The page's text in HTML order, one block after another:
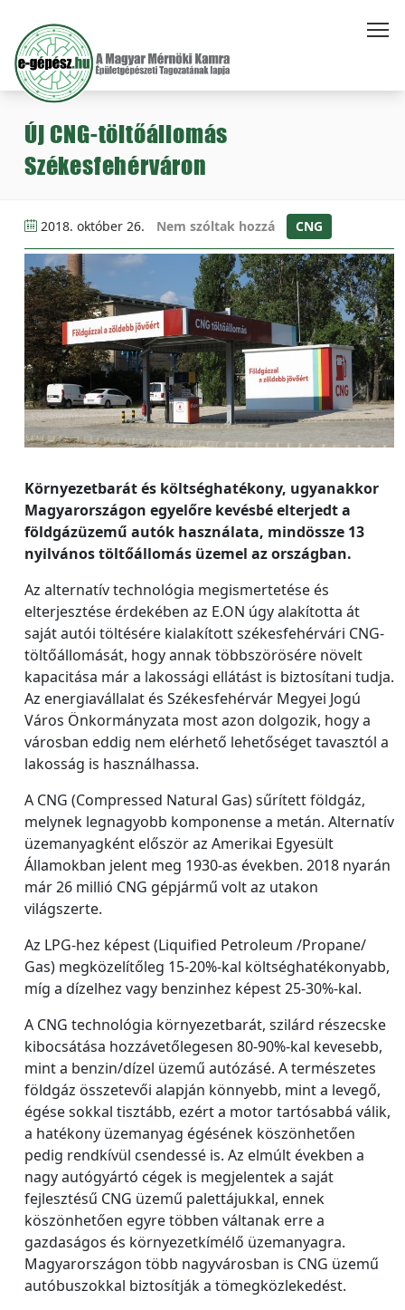
Új CNG-töltőállomás
Székesfehérváron
2018. október 26. Nem szóltak hozzá CNG
Környezetbarát és költséghatékony, ugyanakkor
Magyarországon egyelőre kevésbé elterjedt a
földgázüzemű autók használata, mindössze 13
nyilvános töltőállomás üzemel az országban.
Az alternatív technológia megismertetése és
elterjesztése érdekében az E.ON úgy alakította át
saját autói töltésére kialakított székesfehérvári CNG-
töltőállomását, hogy annak többszörösére növelt
kapacitása már a lakossági ellátást is biztosítani tudja.
Az energiavállalat és Székesfehérvár Megyei Jogú
Város Önkormányzata most azon dolgozik, hogy a
városban eddig nem elérhető lehetőséget tavasztól a
lakosság is használhassa.
A CNG (Compressed Natural Gas) sűrített földgáz,
melynek legnagyobb komponense a metán. Alternatív
üzemanyagként először az Amerikai Egyesült
Államokban jelent meg 1930-as években. 2018 nyarán
már 26 millió CNG gépjármű volt az utakon
világszerte.
Az LPG-hez képest (Liquified Petroleum /Propane/
Gas) megközelítőleg 15-20%-kal költséghatékonyabb,
míg a dízelhez vagy benzinhez képest 25-30%-kal.
A CNG technológia környezetbarát, szilárd részecske
kibocsátása hozzávetőlegesen 80-90%-kal kevesebb,
mint a benzin/dízel üzemű autózásé. A természetes
földgáz összetevői alapján könnyebb, mint a levegő,
égése sokkal tisztább, ezért a motor tartósabbá válik,
a hatékony üzemanyag égésének köszönhetően
pedig rendkívül csendessé is. Az elmúlt években a
nagy autógyártó cégek is megjelentek a saját
fejlesztésű CNG üzemű palettájukkal, ennek
köszönhetően egyre többen váltanak erre a
gazdaságos és környezetkímélő üzemanyagra.
Magyarországon több nagyvárosban is CNG üzemű
autóbuszokkal biztosítják a tömegközlekedést.